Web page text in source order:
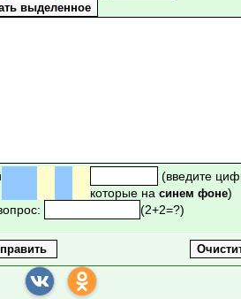
(введите
которые на синем фоне)
(2+2=?)